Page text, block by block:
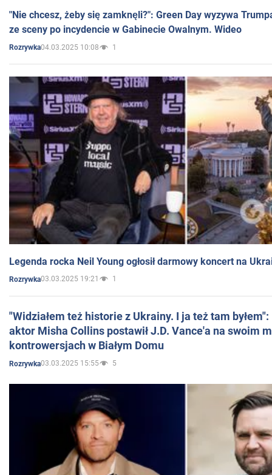
"Nie chcesz, żeby się zamknęli?": Green Day wyzywa
ze sceny po incydencie w Gabinecie Owalnym. Wideo
Rozrywka04.03.2025 10:08 1
Legenda rocka Neil Young ogłosił darmowy koncert na
Rozrywka03.03.2025 19:21 1
"Widziałem też historie z Ukrainy. I ja też tam
aktor Misha Collins postawił J.D. Vance'a na swoim
kontrowersjach w Białym Domu
Rozrywka03.03.2025 15:55 5